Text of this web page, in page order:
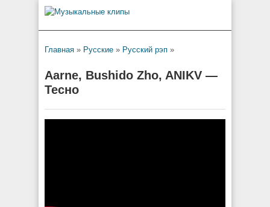
Главная » Русские » Русский рэп »
Aarne, Bushido Zho, ANIKV —
Тесно